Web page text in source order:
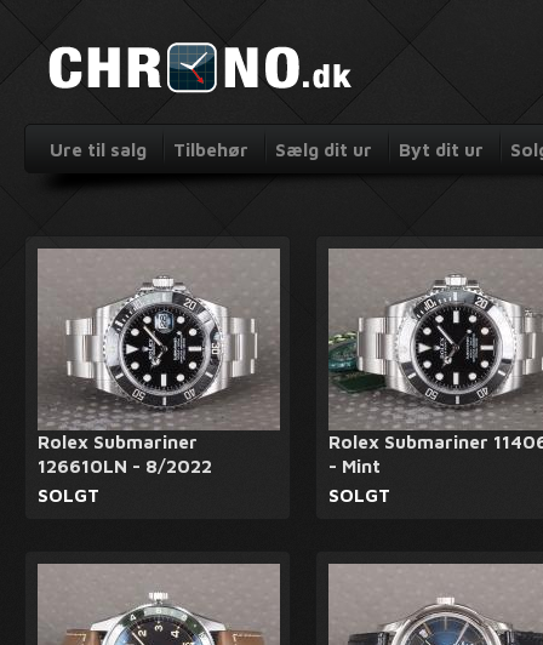
Ure til salg Tilbehør Sælg dit ur Byt dit ur
Rolex Submariner
126610LN - 8/2022
SOLGT
Rolex Submariner
- Mint
SOLGT